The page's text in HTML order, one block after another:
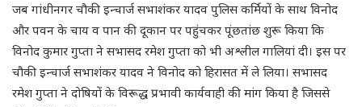
जब गांधीनगर चौकी इन्चार्ज सभाशंकर यादव पुलिस कर्मियों के साथ विनोद
और पवन के चाय व पान की दूकान पर पहुंचकर पूंछतांछ शुरू किया कि
विनोद कुमार गुप्ता ने सभासद रमेश गुप्ता को भी अश्लील गालियां दी। इस पर
चौकी इन्चार्ज सभाशंकर यादव ने विनोद को हिरासत में ले लिया। सभासद
रमेश गुप्ता ने दोषियों के विरूद्ध प्रभावी कार्यवाही की मांग किया है जिससे